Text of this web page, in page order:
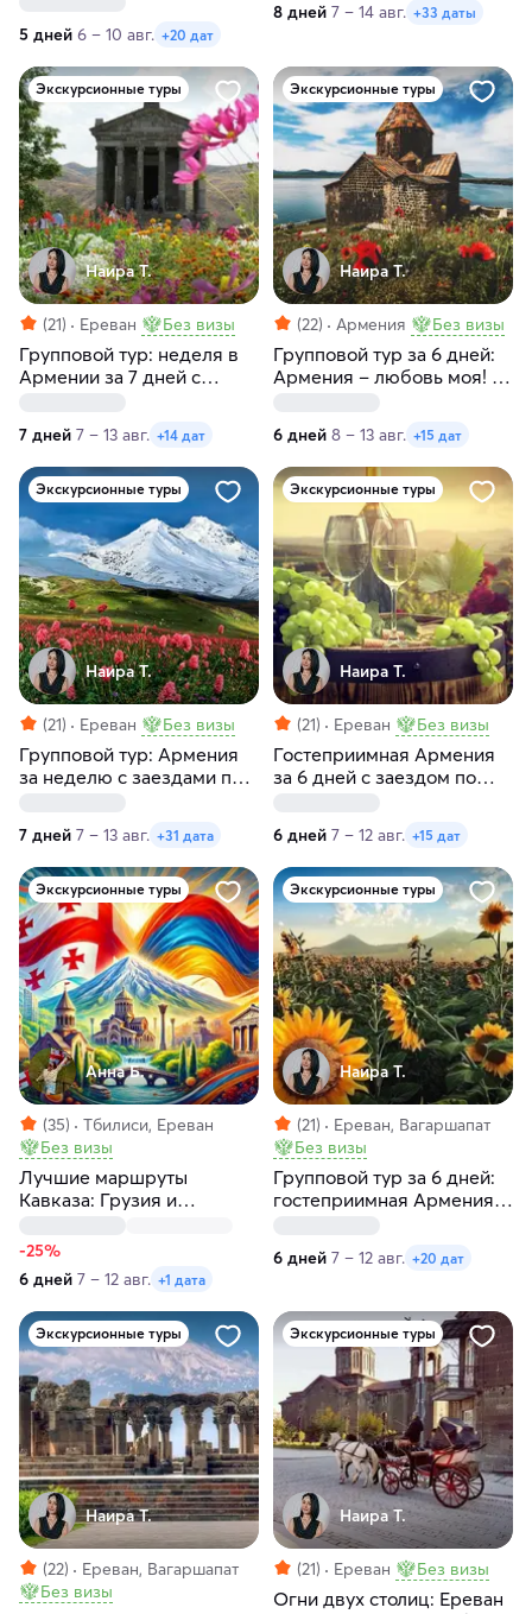
5 дней 6 – 10 авг. +20 дат
8 дней 7 – 14 авг. +33 даты
Экскурсионные туры
Наира Т.
(21) Ереван Без визы
Групповой тур: неделя в
Армении за 7 дней с
четвергам
7 дней 7 – 13 авг. +14 дат
Экскурсионные туры
Наира Т.
(22) Армения Без визы
Групповой тур за 6 дней:
Армения – любовь моя! С
6 дней 8 – 13 авг. +15 дат
Экскурсионные туры
Наира Т.
(21) Ереван Без визы
Групповой тур: Армения
за неделю с заездами по
7 дней 7 – 13 авг. +31 дата
Экскурсионные туры
Наира Т.
(21) Ереван Без визы
Гостеприимная Армения
за 6 дней с заездом по
6 дней 7 – 12 авг. +15 дат
Экскурсионные туры
Анна Б.
(35)
Тбилиси, Ереван
Без визы
Лучшие маршруты
Кавказа: Грузия и
-25%
6 дней 7 – 12 авг. +1 дата
Экскурсионные туры
Наира Т.
(21)
Ереван, Вагаршапат
Без визы
Групповой тур за 6 дней:
гостеприимная Армения.
заездами по пятницам и
средам
6 дней 7 – 12 авг. +20 дат
Экскурсионные туры
Наира Т.
(22)
Ереван, Вагаршапат
Без визы
Экскурсионные туры
Наира Т.
(21) Ереван Без визы
Огни двух столиц: Ереван